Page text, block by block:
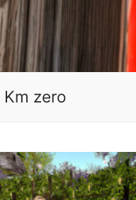
Km zero